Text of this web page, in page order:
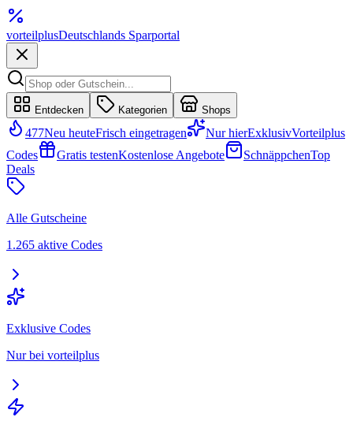
vorteilplusDeutschlands Sparportal
Entdecken Kategorien Shops
477Neu heuteFrisch eingetragen Nur hierExklusivVorteilplus
Codes
Gratis testenKostenlose Angebote SchnäppchenTop
Deals
Alle Gutscheine
1.265 aktive Codes
Exklusive Codes
Nur bei vorteilplus